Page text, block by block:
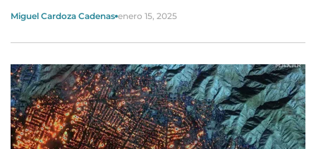
Miguel Cardoza Cadenas enero 15, 2025